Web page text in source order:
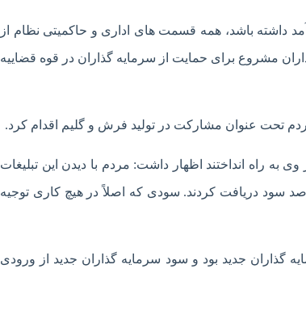
داشته باشد، همه قسمت های اداری و حاکمیتی نظام از
مشروع برای حمایت از سرمایه گذاران در قوه قضاییه
تحت عنوان مشارکت در تولید فرش و گلیم اقدام کرد.
به راه انداختند اظهار داشت: مردم با دیدن این تبلیغات
کردند و برای سرمایه گذاری در این شرکت هجوم آوردند و تا ۷۰درصد سود دریافت کردند. سودی که اصلاً در هیچ کاری توجیه
گذاران جدید بود و سود سرمایه گذاران جدید از ورودی